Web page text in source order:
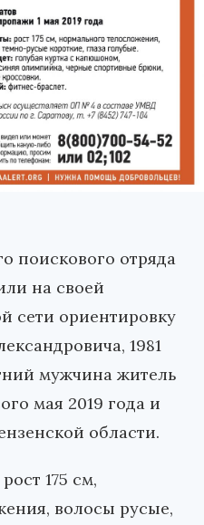
поискового отряда
на своей
сети ориентировку
1981
мужчина житель
мая 2019 года и
области.
175 см,
волосы русые,